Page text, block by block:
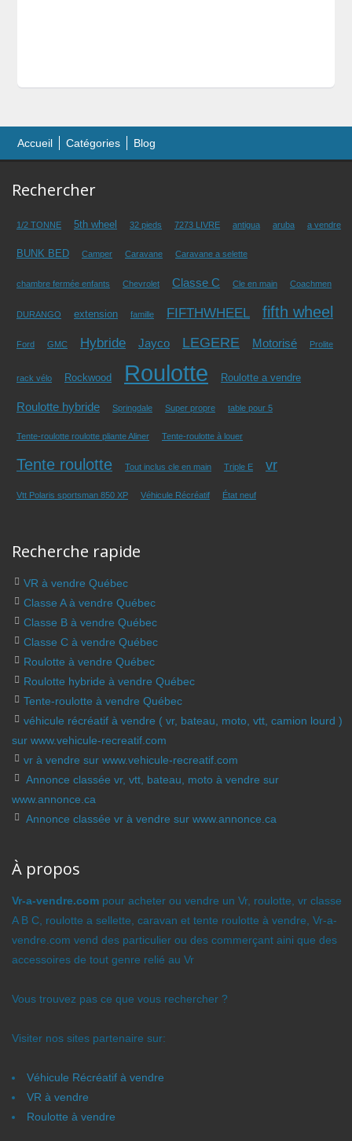
Accueil Catégories Blog
Rechercher
1/2 TONNE 5th wheel 32 pieds 7273 LIVRE antigua aruba a vendre
BUNK BED Camper Caravane Caravane a selette
chambre fermée enfants Chevrolet Classe C Cle en main Coachmen
DURANGO extension famille FIFTHWHEEL fifth wheel
Ford GMC Hybride Jayco LEGERE Motorisé Prolite
rack vélo Rockwood Roulotte Roulotte a vendre
Roulotte hybride Springdale Super propre table pour 5
Tente-roulotte roulotte pliante Aliner Tente-roulotte à louer
Tente roulotte Tout inclus cle en main Triple E vr
Vtt Polaris sportsman 850 XP Véhicule Récréatif État neuf
Recherche rapide
VR à vendre Québec
Classe A à vendre Québec
Classe B à vendre Québec
Classe C à vendre Québec
Roulotte à vendre Québec
Roulotte hybride à vendre Québec
Tente-roulotte à vendre Québec
véhicule récréatif à vendre ( vr, bateau, moto, vtt, camion lourd )
sur www.vehicule-recreatif.com
vr à vendre sur www.vehicule-recreatif.com
Annonce classée vr, vtt, bateau, moto à vendre sur
www.annonce.ca
Annonce classée vr à vendre sur www.annonce.ca
À propos
Vr-a-vendre.com pour acheter ou vendre un Vr, roulotte, vr classe
A B C, roulotte a sellette, caravan et tente roulotte à vendre, Vr-a-
vendre.com vend des particulier ou des commerçant aini que des
accessoires de tout genre relié au Vr
Vous trouvez pas ce que vous rechercher ?
Visiter nos sites partenaire sur:
Véhicule Récréatif à vendre
VR à vendre
Roulotte à vendre